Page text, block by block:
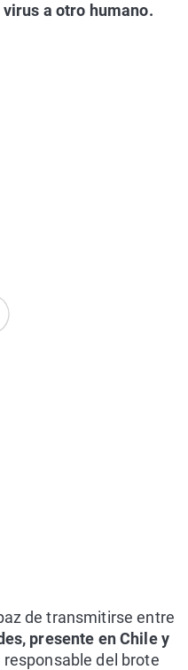
a otro humano.
de transmitirse entre
presente en Chile y
del brote